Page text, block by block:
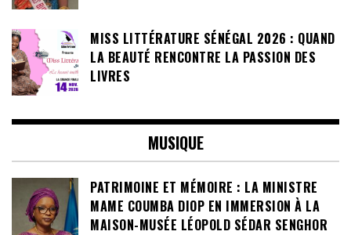
MISS LITTÉRATURE SÉNÉGAL 2026 : QUAND
LA BEAUTÉ RENCONTRE LA PASSION DES
LIVRES
MUSIQUE
PATRIMOINE ET MÉMOIRE : LA MINISTRE
MAME COUMBA DIOP EN IMMERSION À LA
MAISON-MUSÉE LÉOPOLD SÉDAR SENGHOR